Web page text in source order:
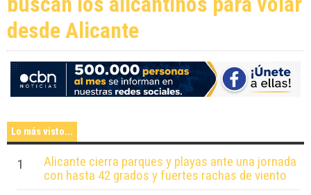
desde Alicante
Lo más visto...
1
Alicante cierra parques y playas ante una jornada
con hasta 42 grados y fuertes rachas de viento